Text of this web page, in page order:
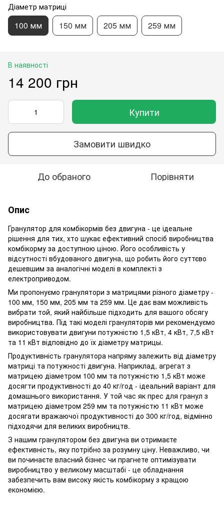
Діаметр матриці
100 мм 150 мм 205 мм 259 мм
В наявності
14 200 грн
Купити
Замовити швидко
До обраного Порівняти
Опис
Гранулятор для комбікормів без двигуна - це ідеальне
рішення для тих, хто шукає ефективний спосіб виробництва
комбікорму за доступною ціною. Його особливість у
відсутності вбудованого двигуна, що робить його суттєво
дешевшим за аналогічні моделі в комплекті з
електроприводом.
Ми пропонуємо гранулятори з матрицями різного діаметру -
100 мм, 150 мм, 205 мм та 259 мм. Це дає вам можливість
вибрати той, який найбільше підходить для вашого обсягу
виробництва. Під такі моделі грануляторів ми рекомендуємо
використовувати двигуни потужністю 1,5 кВт, 4 кВт, 7,5 кВт
та 11 кВт відповідно до їх діаметру матрицы.
Продуктивність гранулятора напряму залежить від діаметру
матриці та потужності двигуна. Наприклад, агрегат з
матрицею діаметром 100 мм та потужністю 1,5 кВт може
досягти продуктивності до 40 кг/год - ідеальний варіант для
домашнього використання. У той час як прес для гранул з
матрицею діаметром 259 мм та потужністю 11 кВт може
досягати вражаючої продуктивності до 300 кг/год, відмінно
підходячи для великих виробництв.
З нашим гранулятором без двигуна ви отримаєте
ефективність, яку потрібно за розумну ціну. Неважливо, чи
ви починаєте власний бізнес чи прагнете оптимізувати
виробництво у великому масштабі - це обладнання
забезпечить вам високу якість комбікорму з кращою
економією.